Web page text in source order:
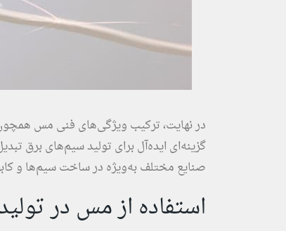
در نهایت، ترکیب ویژگی‌های فنی مس همچون
گزینه‌ای ایده‌آل برای تولید سیم‌های برق
صنایع مختلف به‌ویژه در ساخت سیم‌ها و
استفاده از مس در